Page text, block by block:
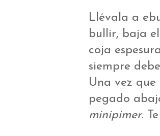
Llévala a
bullir, baja
coja
siempre
Una vez
pegado
minipimer.